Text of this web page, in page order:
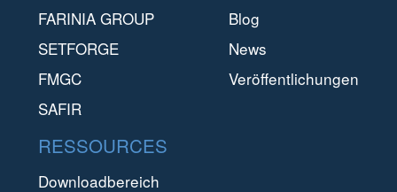
FARINIA GROUP
SETFORGE
FMGC
SAFIR
Blog
News
Veröffentlichungen
RESSOURCES
Downloadbereich